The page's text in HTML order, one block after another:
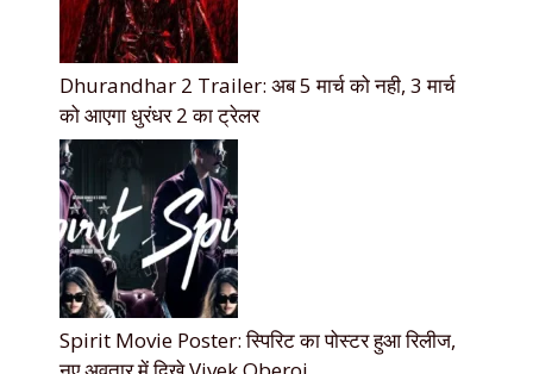
Dhurandhar 2 Trailer: अब 5 मार्च को नही, 3 मार्च
को आएगा धुरंधर 2 का ट्रेलर
Spirit Movie Poster: स्पिरिट का पोस्टर हुआ रिलीज,